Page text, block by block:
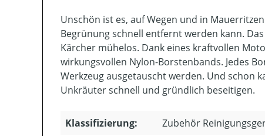
Unschön ist es, auf Wegen und in
Begrünung schnell entfernt werden kann.
Kärcher mühelos. Dank eines kraftvollen
wirkungsvollen Nylon-Borstenbands. Jedes
Werkzeug ausgetauscht werden. Und schon
Unkräuter schnell und gründlich beseitigen.
Klassifizierung: Zubehör